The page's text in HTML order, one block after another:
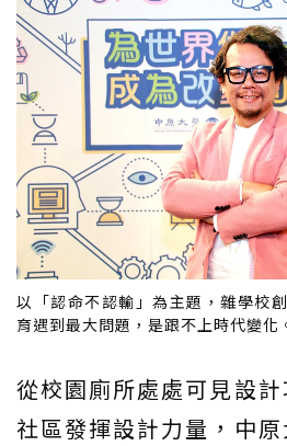
以「認命不認輸」為主題，雜學校
育遇到最大問題，是跟不上時代變化
從校園廁所處處可見設
社區發揮設計力量，中